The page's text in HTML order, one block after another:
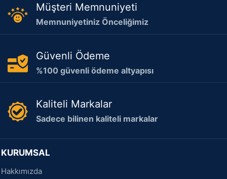
Müşteri Memnuniyeti
Memnuniyetiniz Önceliğimiz
Güvenli Ödeme
%100 güvenli ödeme altyapısı
Kaliteli Markalar
Sadece bilinen kaliteli markalar
KURUMSAL
Hakkımızda